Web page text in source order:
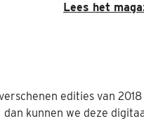
Lees het
edities van
dan kunnen we deze